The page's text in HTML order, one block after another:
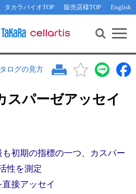
タカラバイオTOP 販売店様TOP English
グ
）
ン
るご相談
素切断サイトの検索
イマー設計
ーブ法）
検索・注文
ー配列ダウンロード
お問い合わせ WEB会員登録
ログの見方
パーゼアッセイ
初期の指標の一つ、カスパー
性を測定
接アッセイ